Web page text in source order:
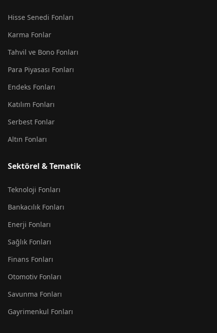
Hisse Senedi Fonları
Karma Fonlar
Tahvil ve Bono Fonları
Para Piyasası Fonları
Endeks Fonları
Katılım Fonları
Serbest Fonlar
Altın Fonları
Sektörel & Tematik
Teknoloji Fonları
Bankacılık Fonları
Enerji Fonları
Sağlık Fonları
Finans Fonları
Otomotiv Fonları
Savunma Fonları
Gayrimenkul Fonları